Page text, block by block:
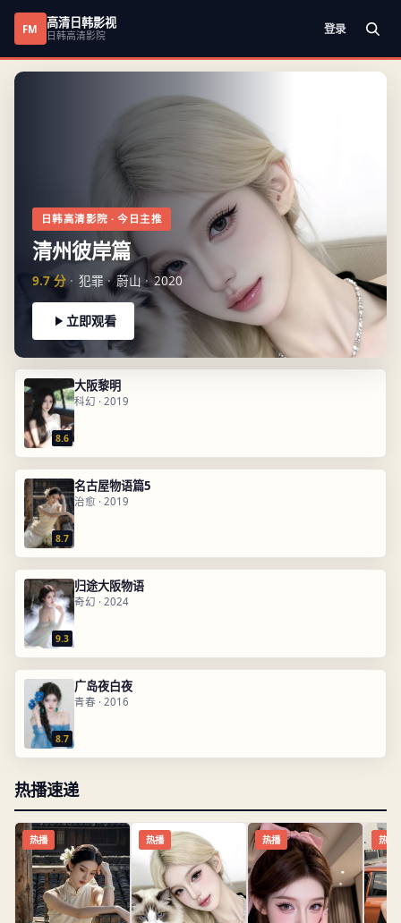
FM 高清日韩影视
日韩高清影院 登录
日韩高清影院 · 今日主推
清州彼岸篇
9.7分 犯罪 蔚山 2020
立即观看
8.6
大阪黎明
科幻 · 2019
8.7
名古屋物语篇5
治愈 · 2019
9.3
归途大阪物语
奇幻 · 2024
8.7
广岛夜白夜
青春 · 2016
热播速递
热播 热播 热播 热播